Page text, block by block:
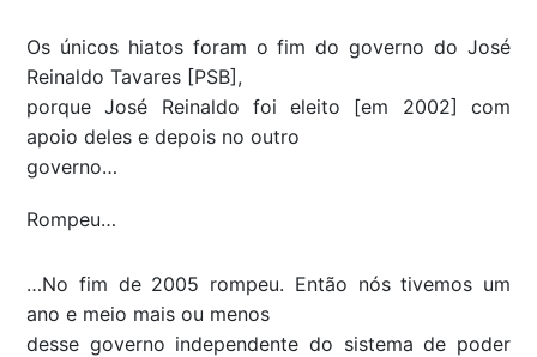
Os únicos hiatos foram o fim do governo do José
Reinaldo Tavares [PSB],
porque José Reinaldo foi eleito [em 2002] com
apoio deles e depois no outro
governo…
Rompeu…
…No fim de 2005 rompeu. Então nós tivemos um
ano e meio mais ou menos
desse governo independente do sistema de poder